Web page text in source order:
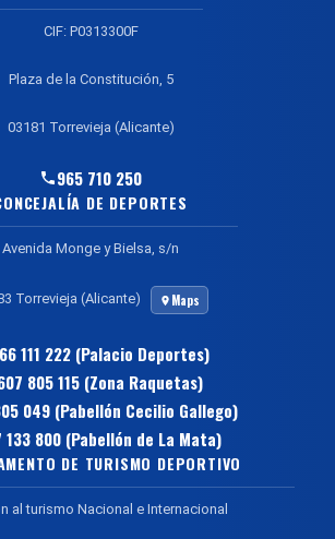
CIF: P0313300F
Plaza de la Constitución, 5
03181 Torrevieja (Alicante)
965 710 250
DE DEPORTES
Avenida Monge y Bielsa, s/n
Torrevieja (Alicante) Maps
111 222 (Palacio Deportes)
805 115 (Zona Raquetas)
049 (Pabellón Cecilio Gallego)
133 800 (Pabellón de La Mata)
DE TURISMO DEPORTIVO
al turismo Nacional e Internacional